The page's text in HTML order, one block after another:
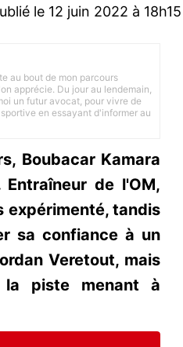
le 12 juin 2022 à 18h15
au bout de mon parcours
apprécie. Du jour au lendemain,
un futur avocat, pour vivre de
en essayant d'informer au
Boubacar Kamara
de l'OM,
expérimenté, tandis
sa confiance à un
Veretout, mais
la piste menant à